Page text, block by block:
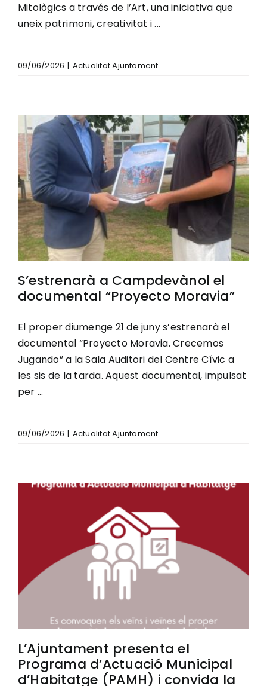
Mitològics a través de l’Art, una iniciativa que
uneix patrimoni, creativitat i ...
09/06/2026 | Actualitat Ajuntament
S’estrenarà a Campdevànol el
documental “Proyecto Moravia”
El proper diumenge 21 de juny s’estrenarà el
documental “Proyecto Moravia. Crecemos
Jugando” a la Sala Auditori del Centre Cívic a
les sis de la tarda. Aquest documental, impulsat
per ...
09/06/2026 | Actualitat Ajuntament
L’Ajuntament presenta el
Programa d’Actuació Municipal
d’Habitatge (PAMH) i convida la